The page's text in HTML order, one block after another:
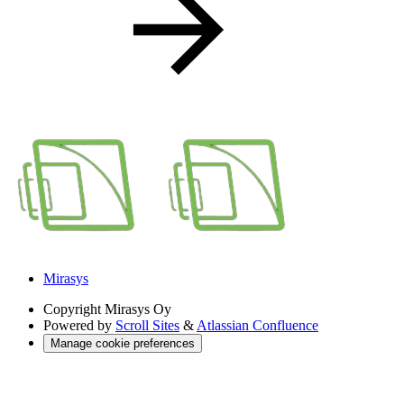
Mirasys
Copyright Mirasys Oy
Powered by Scroll Sites & Atlassian Confluence
Manage cookie preferences